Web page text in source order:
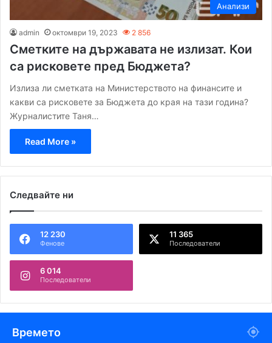
Анализи
admin октомври 19, 2023 2 856
Сметките на държавата не излизат. Кои
са рисковете пред Бюджета?
Излиза ли сметката на Министерството на финансите и
какви са рисковете за Бюджета до края на тази година?
Журналистите Таня…
Read More »
Следвайте ни
12 230
Фенове
11 365
Последователи
6 014
Последователи
Времето